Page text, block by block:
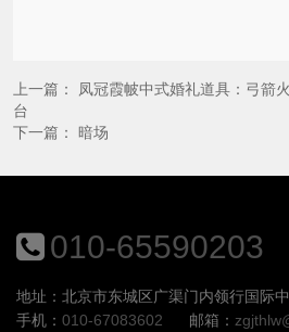
上一篇： 凤冠霞帔中式婚礼道具：弓箭
台
下一篇： 暗场
010-65590203
地址：北京市东城区广渠门内领行国际
手机： 010-67083602 邮箱：